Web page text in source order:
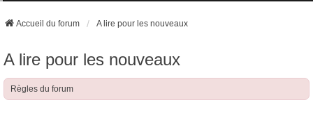
Accueil du forum A lire pour les nouveaux
A lire pour les nouveaux
Règles du forum